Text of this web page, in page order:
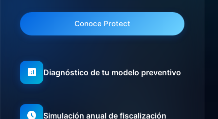
Conoce Protect
analytics Diagnóstico de tu modelo preventivo
schedule Simulación anual de fiscalización